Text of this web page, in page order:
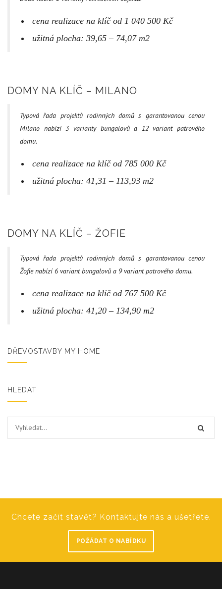
cena realizace na klíč od 1 040 500 Kč
užitná plocha: 39,65 – 74,07 m2
DOMY NA KLÍČ – MILANO
Typová řada projektů rodinných domů s garantovanou cenou
Milano nabízí 3 varianty bungalovů a 12 variant patrového
domu.
cena realizace na klíč od 785 000 Kč
užitná plocha: 41,31 – 113,93 m2
DOMY NA KLÍČ – ŽOFIE
Typová řada projektů rodinných domů s garantovanou cenou
Žofie nabízí 6 variant bungalovů a 9 variant patrového domu.
cena realizace na klíč od 767 500 Kč
užitná plocha: 41,20 – 134,90 m2
DŘEVOSTAVBY MY HOME
HLEDAT
Chcete začít stavět? Kontaktujte nás a ušetřete.
POŽÁDAT O NABÍDKU